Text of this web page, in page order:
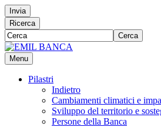
Invia
Ricerca
Cerca
Menu
Pilastri
Indietro
Cambiamenti climatici e
Sviluppo del territorio e
Persone della Banca